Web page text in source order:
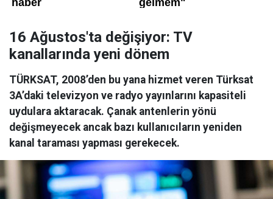
16 Ağustos'ta değişiyor: TV
kanallarında yeni dönem
TÜRKSAT, 2008’den bu yana hizmet veren Türksat
3A’daki televizyon ve radyo yayınlarını kapasiteli
uydulara aktaracak. Çanak antenlerin yönü
değişmeyecek ancak bazı kullanıcıların yeniden
kanal taraması yapması gerekecek.